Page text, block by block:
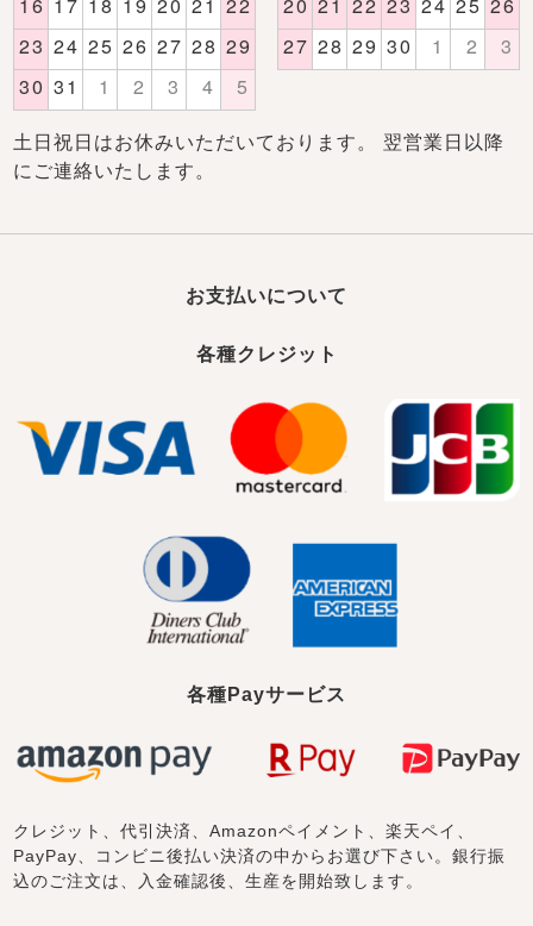
土日祝日はお休みいただいております。 翌営業日以降
にご連絡いたします。
お支払いについて
各種クレジット
各種Payサービス
クレジット、代引決済、Amazonペイメント、楽天ペイ、
PayPay、コンビニ後払い決済の中からお選び下さい。銀行振
込のご注文は、入金確認後、生産を開始致します。